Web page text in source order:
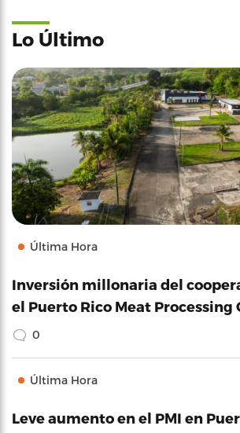
Lo Último
Última Hora
Inversión millonaria del
el Puerto Rico Meat Processing
0
Última Hora
Leve aumento en el PMI en